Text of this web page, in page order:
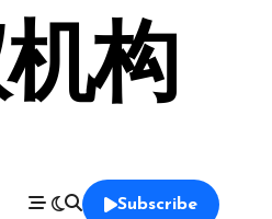
构
Subscribe